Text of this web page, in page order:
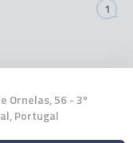
1
Ornelas, 56 - 3º
Portugal